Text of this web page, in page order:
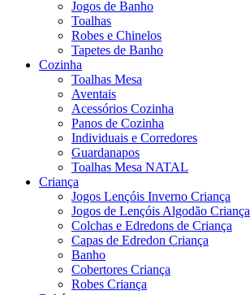
Jogos de Banho
Toalhas
Robes e Chinelos
Tapetes de Banho
Cozinha
Toalhas Mesa
Aventais
Acessórios Cozinha
Panos de Cozinha
Individuais e Corredores
Guardanapos
Toalhas Mesa NATAL
Criança
Jogos Lençóis Inverno Criança
Jogos de Lençóis Algodão Criança
Colchas e Edredons de Criança
Capas de Edredon Criança
Banho
Cobertores Criança
Robes Criança